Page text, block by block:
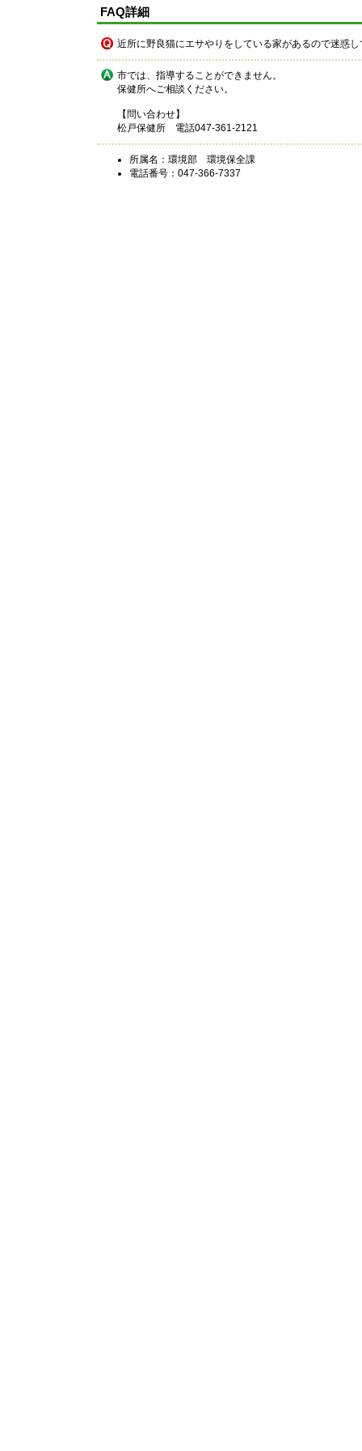
FAQ詳細
近所に野良猫にエサやりをしている家があるので迷惑
市では、指導することができません。
保健所へご相談ください。
【問い合わせ】
松戸保健所 電話047-361-2121
所属名：環境部 環境保全課
電話番号：047-366-7337